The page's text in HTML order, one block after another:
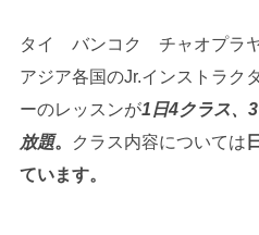
タイ バンコク チャオプラ
アジア各国のJr.インストラク
ーのレッスンが1日4クラス、
放題。 クラス内容については
ています。